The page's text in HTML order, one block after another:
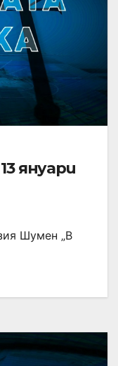
януари
Шумен „В